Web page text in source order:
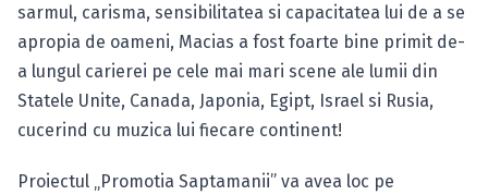
sarmul, carisma, sensibilitatea si capacitatea lui de a se
apropia de oameni, Macias a fost foarte bine primit de-
a lungul carierei pe cele mai mari scene ale lumii din
Statele Unite, Canada, Japonia, Egipt, Israel si Rusia,
cucerind cu muzica lui fiecare continent!
Proiectul „Promotia Saptamanii” va avea loc pe